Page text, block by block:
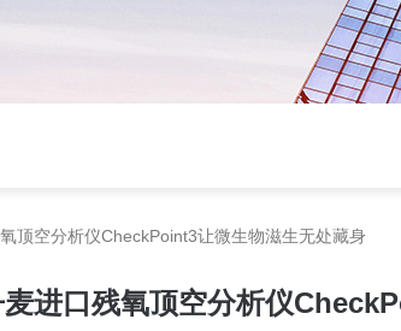
顶空分析仪CheckPoint3让微生物滋生无处藏身
进口残氧顶空分析仪